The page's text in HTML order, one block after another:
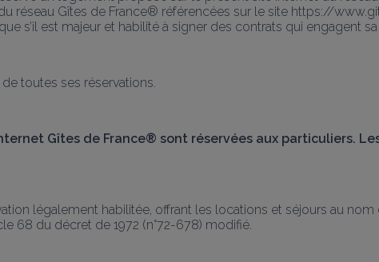
réseau Gîtes de France® référencées sur le site https://
s’il est majeur et habilité à signer des contrats qui engagent
toutes ses réservations.
Gîtes de France® sont réservées aux particuliers.
légalement habilitée, offrant les locations et séjours au
68 du décret de 1972 (n°72-678) modifié.